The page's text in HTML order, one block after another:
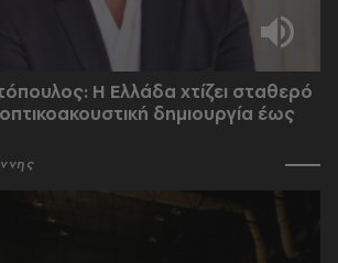
Η Ελλάδα χτίζει σταθερό
δημιουργία έως